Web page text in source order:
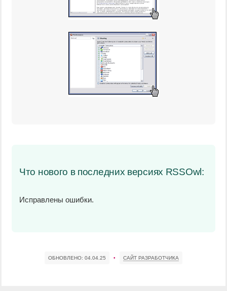
Что нового в последних версиях RSSOwl:
Исправлены ошибки.
ОБНОВЛЕНО: 04.04.25 • САЙТ РАЗРАБОТЧИКА